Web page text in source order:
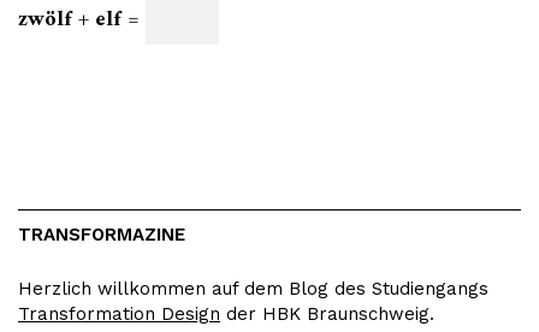
zwölf + elf =
TRANSFORMAZINE
Herzlich willkommen auf dem Blog des Studiengangs
Transformation Design der HBK Braunschweig.